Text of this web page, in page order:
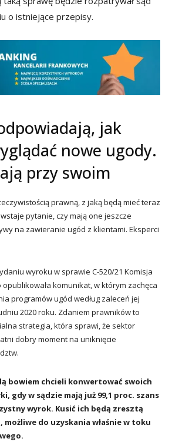
o istniejące przepisy.
jak
nowe ugody.
przy swoim
prawną, z jaką będą mieć teraz
pytanie, czy mają one jeszcze
na zawieranie ugód z klientami. Eksperci
wyroku w sprawie C-520/21 Komisja
komunikat, w którym zachęca
programów ugód według zaleceń jej
2020 roku. Zdaniem prawników to
strategia, która sprawi, że sektor
dobry moment na uniknięcie
bowiem chcieli konwertować swoich
gdy w sądzie mają już 99,1 proc. szans
wyrok. Kusić ich będą zresztą
do uzyskania właśnie w toku